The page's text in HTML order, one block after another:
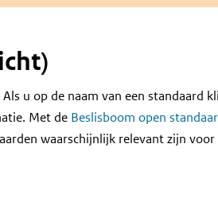
Als u op de naam van een standaard
Met de Beslisboom open
waarschijnlijk relevant zijn